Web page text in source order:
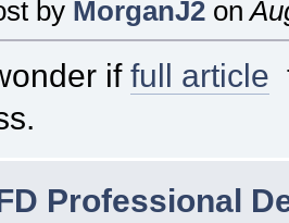
by MorganJ2 on
if full article
Professional